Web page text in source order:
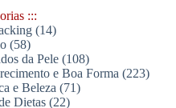
:::
(14)
(58)
da Pele(108)
e Boa Forma (223)
e Beleza (71)
Dietas(22)